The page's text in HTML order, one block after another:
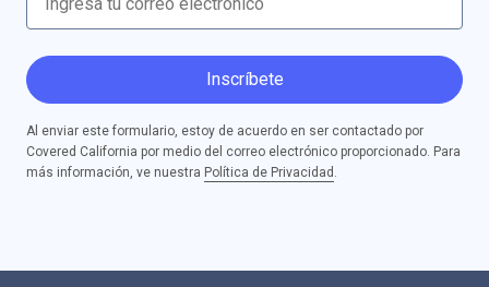
Inscríbete
Al enviar este formulario, estoy de acuerdo en ser contactado por
Covered California por medio del correo electrónico proporcionado. Para
más información, ve nuestra Política de Privacidad .